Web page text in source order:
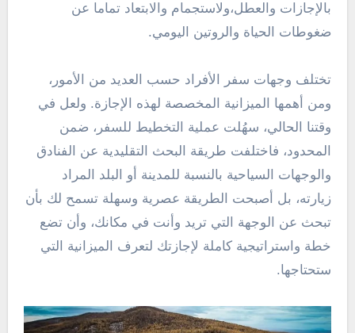
بالإجازات والعطل،ولاستجمام والابتعاد تماما عن
ضغوطات الحياة والروتين اليومي.
تختلف وجهات سفر الأفراد حسب العديد من الأمور،
ومن أهمها الميزانية المخصصة لهذه الإجازة. ولعل في
وقتنا الحالي، سهُلت عملية التخطيط للسفر، ضمن
المحدود، فاختلفت طريقة البحث التقليدية عن الفنادق
والوجهات السياحية بالنسبة للمدينة أو البلد المراد
زيارته، بل أصبحت الطريقة عصرية وسهلة تسمح لك بأن
تبحث عن الوجهة التي تريد وأنت في مكانك، وأن تضع
خطة واستراتيجية كاملة لإجازتك لتعرف الميزانية التي
ستحتاجها.